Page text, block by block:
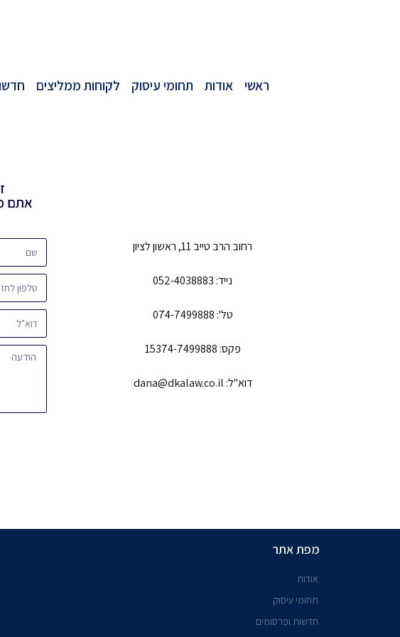
ראשי אודות תחומי עיסוק לקוחות ממליצים
רחוב הרב טייב 11, ראשון לציון
נייד: 052-4038883
טל': 074-7499888
פקס: 15374-7499888
דוא"ל: dana@dkalaw.co.il
אתם
מפת אתר
אודות
תחומי עיסוק
חדשות ופרסומים